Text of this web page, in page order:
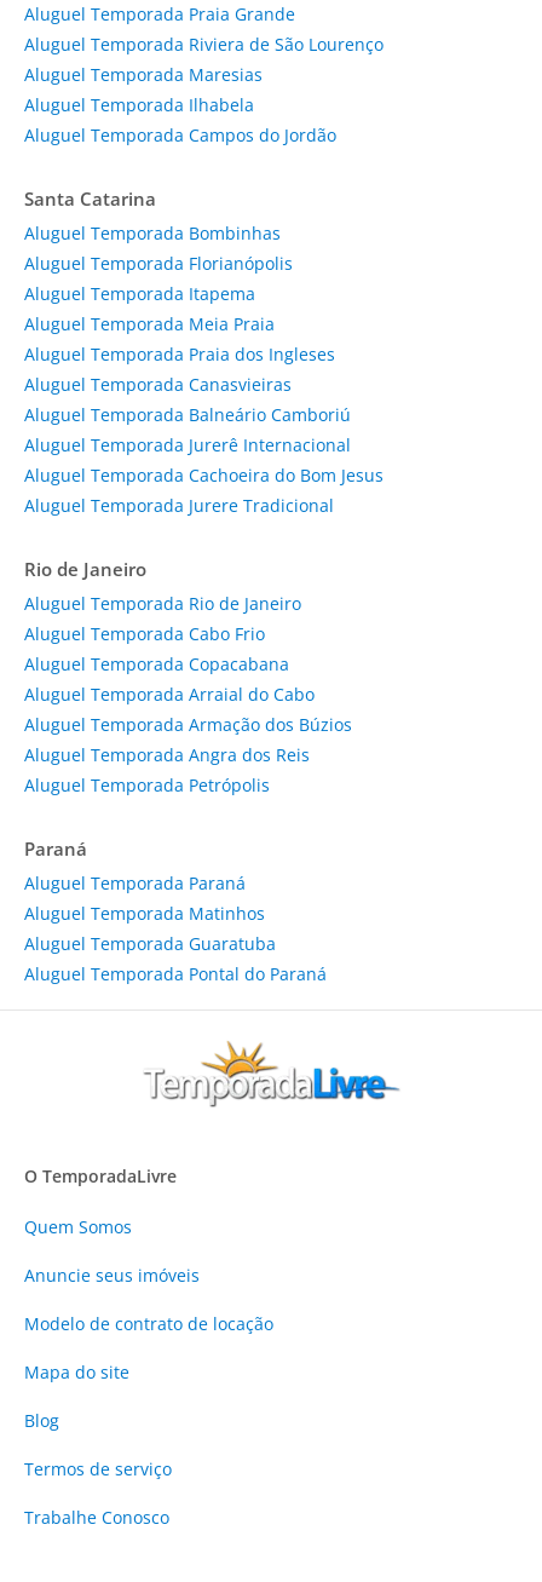
Aluguel Temporada Praia Grande
Aluguel Temporada Riviera de São Lourenço
Aluguel Temporada Maresias
Aluguel Temporada Ilhabela
Aluguel Temporada Campos do Jordão
Santa Catarina
Aluguel Temporada Bombinhas
Aluguel Temporada Florianópolis
Aluguel Temporada Itapema
Aluguel Temporada Meia Praia
Aluguel Temporada Praia dos Ingleses
Aluguel Temporada Canasvieiras
Aluguel Temporada Balneário Camboriú
Aluguel Temporada Jurerê Internacional
Aluguel Temporada Cachoeira do Bom Jesus
Aluguel Temporada Jurere Tradicional
Rio de Janeiro
Aluguel Temporada Rio de Janeiro
Aluguel Temporada Cabo Frio
Aluguel Temporada Copacabana
Aluguel Temporada Arraial do Cabo
Aluguel Temporada Armação dos Búzios
Aluguel Temporada Angra dos Reis
Aluguel Temporada Petrópolis
Paraná
Aluguel Temporada Paraná
Aluguel Temporada Matinhos
Aluguel Temporada Guaratuba
Aluguel Temporada Pontal do Paraná
O TemporadaLivre
Quem Somos
Anuncie seus imóveis
Modelo de contrato de locação
Mapa do site
Blog
Termos de serviço
Trabalhe Conosco